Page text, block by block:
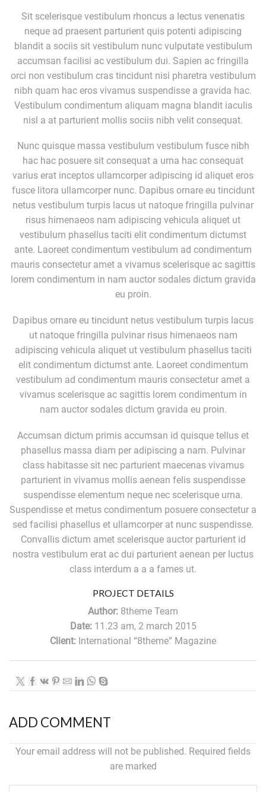
Sit scelerisque vestibulum rhoncus a lectus venenatis
neque ad praesent parturient quis potenti adipiscing
blandit a sociis sit vestibulum nunc vulputate vestibulum
accumsan facilisi ac vestibulum dui. Sapien ac fringilla
orci non vestibulum cras tincidunt nisi pharetra vestibulum
nibh quam hac eros vivamus suspendisse a gravida hac.
Vestibulum condimentum aliquam magna blandit iaculis
nisl a at parturient mollis sociis nibh velit consequat.
Nunc quisque massa vestibulum vestibulum fusce nibh
hac hac posuere sit consequat a urna hac consequat
varius erat inceptos ullamcorper adipiscing id aliquet eros
fusce litora ullamcorper nunc. Dapibus ornare eu tincidunt
netus vestibulum turpis lacus ut natoque fringilla pulvinar
risus himenaeos nam adipiscing vehicula aliquet ut
vestibulum phasellus taciti elit condimentum dictumst
ante. Laoreet condimentum vestibulum ad condimentum
mauris consectetur amet a vivamus scelerisque ac sagittis
lorem condimentum in nam auctor sodales dictum gravida
eu proin.
Dapibus ornare eu tincidunt netus vestibulum turpis lacus
ut natoque fringilla pulvinar risus himenaeos nam
adipiscing vehicula aliquet ut vestibulum phasellus taciti
elit condimentum dictumst ante. Laoreet condimentum
vestibulum ad condimentum mauris consectetur amet a
vivamus scelerisque ac sagittis lorem condimentum in
nam auctor sodales dictum gravida eu proin.
Accumsan dictum primis accumsan id quisque tellus et
phasellus massa diam per adipiscing a nam. Pulvinar
class habitasse sit nec parturient maecenas vivamus
parturient in vivamus mollis aenean felis suspendisse
suspendisse elementum neque nec scelerisque urna.
Suspendisse et metus condimentum posuere consectetur a
sed facilisi phasellus et ullamcorper at nunc suspendisse.
Convallis dictum amet scelerisque auctor parturient id
nostra vestibulum erat ac dui parturient aenean per luctus
class interdum a a a fames ut.
PROJECT DETAILS
Author: 8theme Team
Date:11.23 am, 2 march 2015
Client: International “8theme” Magazine
ADD COMMENT
Your email address will not be published. Required fields
are marked